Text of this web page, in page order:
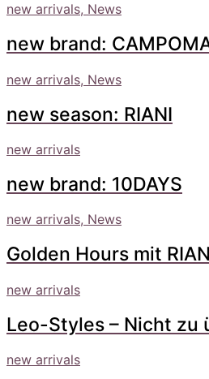
new arrivals, News
new brand:
new arrivals, News
new season: RIANI
new arrivals
new brand: 10DAYS
new arrivals, News
Golden Hours mit
new arrivals
Leo-Styles – Nicht zu
new arrivals